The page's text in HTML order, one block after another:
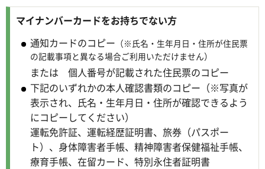
マイナンバーカードをお持ちでない方
通知カードのコピー （※氏名・生年月日・住所が住民票
の記載事項と異なる場合ご利用いただけません）
または 個人番号が記載された住民票のコピー
下記のいずれかの本人確認書類のコピー（※写真が
表示され、氏名・生年月日・住所が確認できるよう
にコピーしてください）
運転免許証、運転経歴証明書、旅券（パスポー
ト）、身体障害者手帳、精神障害者保健福祉手帳、
療育手帳、在留カード、特別永住者証明書